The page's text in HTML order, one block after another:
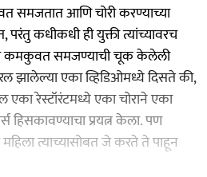
समजतात आणि चोरी करण्याच्या
परंतु कधीकधी ही युक्ती त्यांच्यावरच
कमकुवत समजण्याची चूक केलेली
झालेल्या एका व्हिडिओमध्ये दिसते की,
एका रेस्टॉरंटमध्ये एका चोराने एका
हिसकावण्याचा प्रयत्न केला. पण
त्याच्यासोबत जे करते ते पाहून